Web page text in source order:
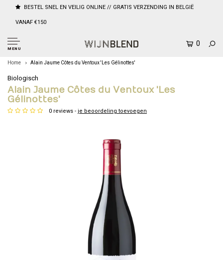
BESTEL SNEL EN VEILIG ONLINE // GRATIS VERZENDING IN BELGIË
VANAF €150
MENU
0
Home Alain Jaume Côtes du Ventoux 'Les Gélinottes'
Biologisch
Alain Jaume Côtes du Ventoux 'Les
Gélinottes'
0 reviews - je beoordeling toevoegen